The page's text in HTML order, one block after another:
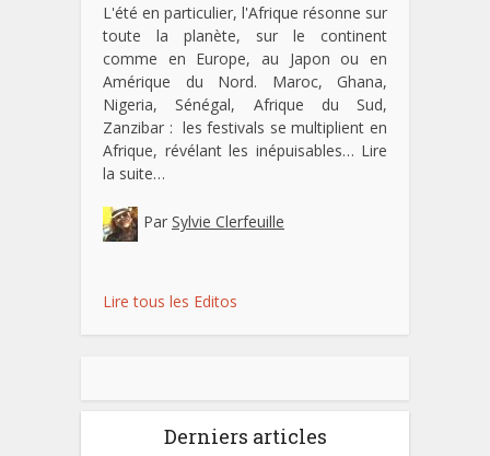
L'été en particulier, l'Afrique résonne sur
toute la planète, sur le continent
comme en Europe, au Japon ou en
Amérique du Nord. Maroc, Ghana,
Nigeria, Sénégal, Afrique du Sud,
Zanzibar : les festivals se multiplient en
Afrique, révélant les inépuisables… Lire
la suite…
Par Sylvie Clerfeuille
Lire tous les Editos
Derniers articles